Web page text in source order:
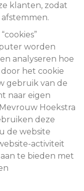
klanten, zodat
worden
analyseren hoe
het cookie
gebruik van de
naar eigen
Hoekstra
deze
de website
activiteit
te bieden met